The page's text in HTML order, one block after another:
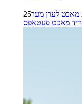
מאַכט לערן מער
מאַכט סעטאַפּס